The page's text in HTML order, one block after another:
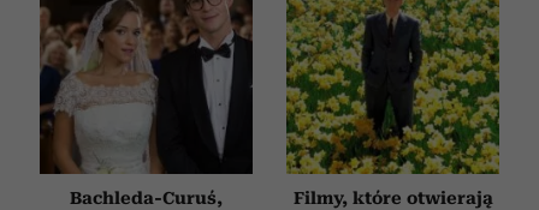
korzystania z ich usług.
Bachleda-Curuś,
Filmy, które otwierają